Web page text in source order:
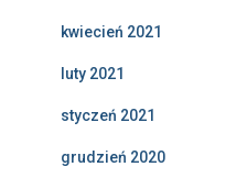
kwiecień 2021
luty 2021
styczeń 2021
grudzień 2020